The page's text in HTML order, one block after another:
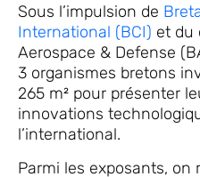
Sous l’impulsion de
International (BCI) et du
Aerospace & Defense
3 organismes bretons
265 m² pour présenter
innovations
l’international.
Parmi les exposants, on